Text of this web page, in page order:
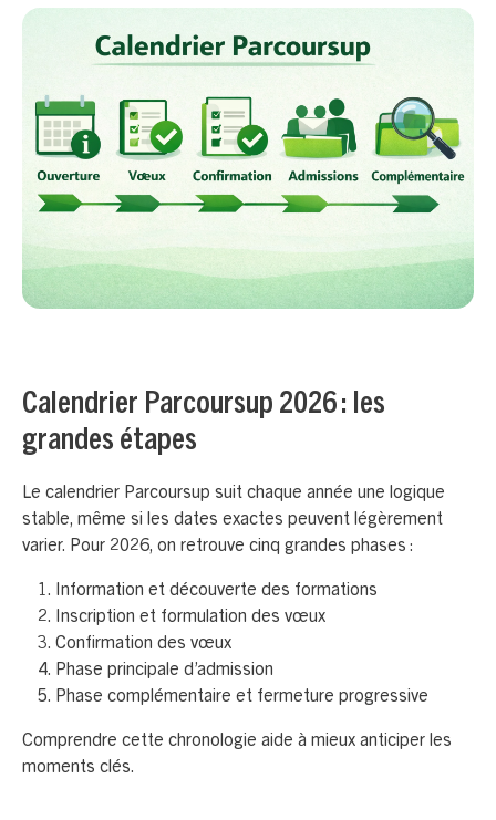
Calendrier Parcoursup 2026 : les
grandes étapes
Le calendrier Parcoursup suit chaque année une logique
stable, même si les dates exactes peuvent légèrement
varier. Pour 2026, on retrouve cinq grandes phases :
Information et découverte des formations
Inscription et formulation des vœux
Confirmation des vœux
Phase principale d’admission
Phase complémentaire et fermeture progressive
Comprendre cette chronologie aide à mieux anticiper les
moments clés.